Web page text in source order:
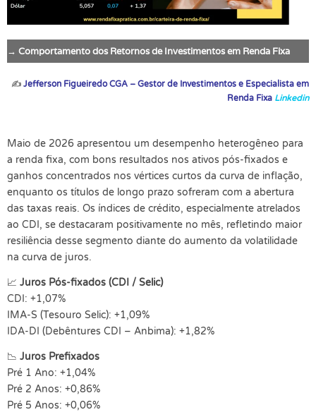
→ Comportamento dos Retornos de Investimentos em Renda Fixa
✍ Jefferson Figueiredo CGA – Gestor de Investimentos e Especialista em
Renda Fixa Linkedin
Maio de 2026 apresentou um desempenho heterogêneo para
a renda fixa, com bons resultados nos ativos pós-fixados e
ganhos concentrados nos vértices curtos da curva de inflação,
enquanto os títulos de longo prazo sofreram com a abertura
das taxas reais. Os índices de crédito, especialmente atrelados
ao CDI, se destacaram positivamente no mês, refletindo maior
resiliência desse segmento diante do aumento da volatilidade
na curva de juros.
📈 Juros Pós-fixados (CDI / Selic)
CDI: +1,07%
IMA-S (Tesouro Selic): +1,09%
IDA-DI (Debêntures CDI – Anbima): +1,82%
📉 Juros Prefixados
Pré 1 Ano: +1,04%
Pré 2 Anos: +0,86%
Pré 5 Anos: +0,06%